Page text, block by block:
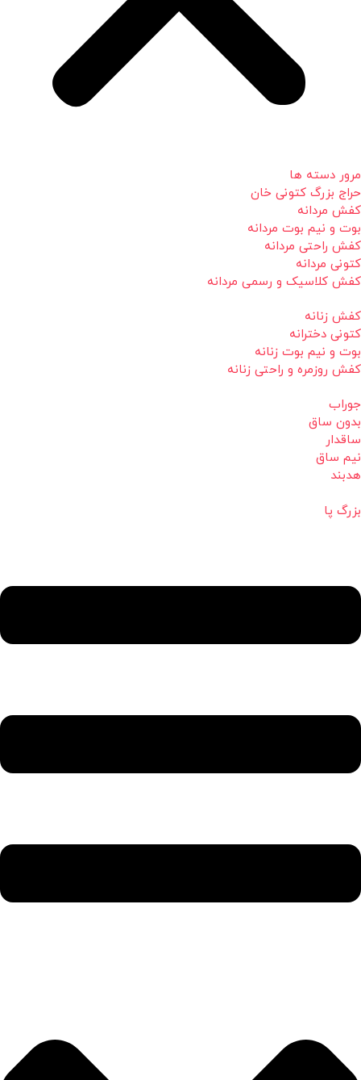
مرور دسته ها
حراج بزرگ کتونی خان
کفش مردانه
بوت و نیم بوت مردانه
کفش راحتی مردانه
کتونی مردانه
کفش کلاسیک و رسمی مردانه
کفش زنانه
کتونی دخترانه
بوت و نیم بوت زنانه
کفش روزمره و راحتی زنانه
جوراب
بدون ساق
ساقدار
نیم ساق
هدبند
بزرگ پا